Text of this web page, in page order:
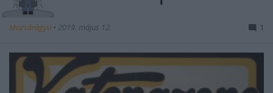
Mozsárágyú • 2019. május 12. 1